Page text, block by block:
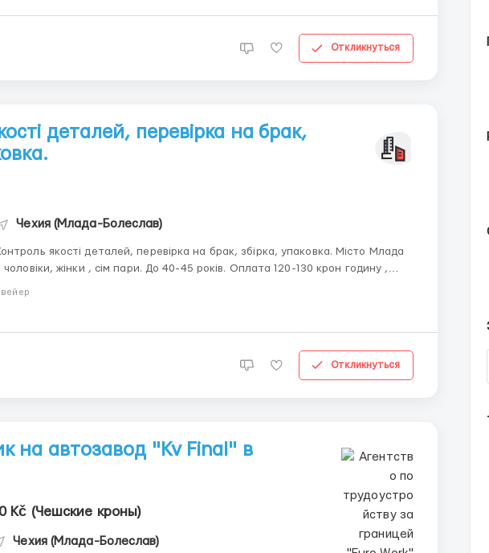
Откликнуться
деталей, перевірка на брак,
Чехия (Млада-Болеслав)
якості деталей, перевірка на брак, збірка, упаковка. Місто Млада
чоловіки, жінки , сім пари. До 40-45 років. Оплата 120-130 крон годину ,
Откликнуться
на автозавод "Kv Final" в
Kč (Чешские кроны)
Чехия (Млада-Болеслав)